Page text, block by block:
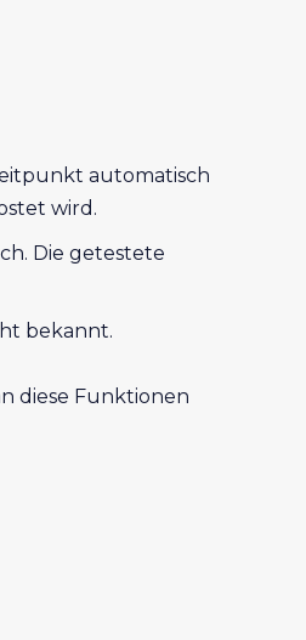
automatisch
wird.
Die getestete
bekannt.
diese Funktionen